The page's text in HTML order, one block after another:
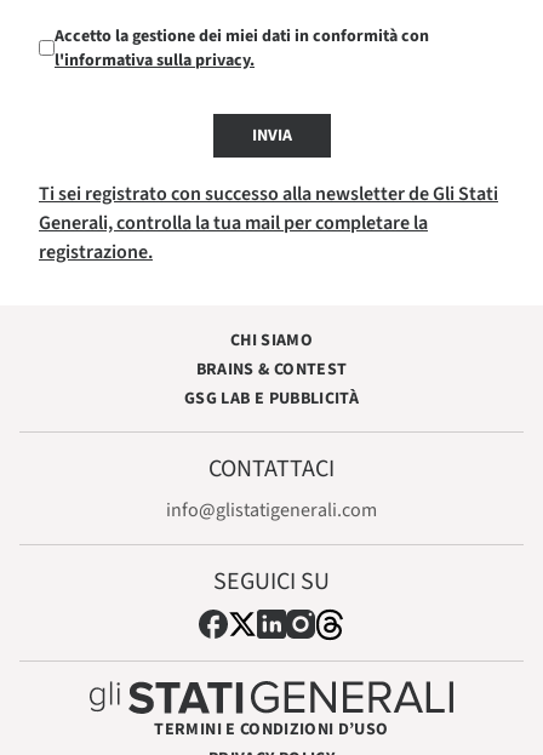
Accetto la gestione dei miei dati in conformità con
l'informativa sulla privacy.
INVIA
Ti sei registrato con successo alla newsletter de Gli Stati
Generali, controlla la tua mail per completare la
registrazione.
CHI SIAMO
BRAINS & CONTEST
GSG LAB E PUBBLICITÀ
CONTATTACI
info@glistatigenerali.com
SEGUICI SU
TERMINI E CONDIZIONI D’USO